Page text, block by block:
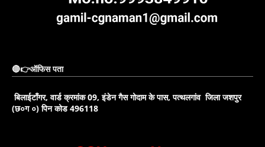
🔴👉ऑफिस पता
बिलाईटाँगर, वार्ड क्रमांक 09, इंडेन गैस गोदाम के पास, पत्थलगांव जिला जशपुर
(छ०ग ०) पिन कोड 496118